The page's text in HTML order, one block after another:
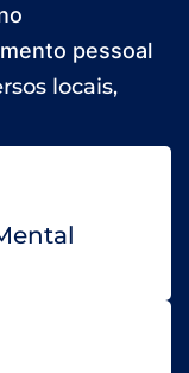
pessoal
locais,